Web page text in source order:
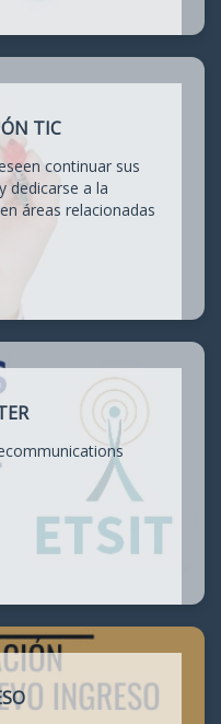
TIC
continuar sus
dedicarse a la
áreas relacionadas